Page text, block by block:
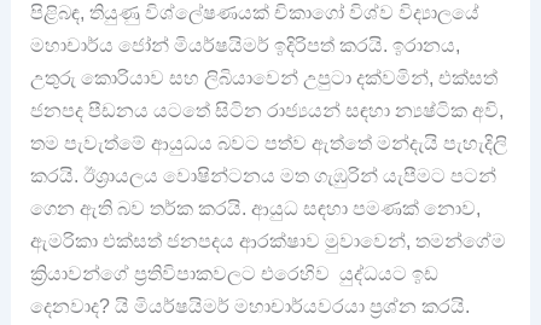
පිළිබඳ, තියුණු විශ්ලේෂණයක් චිකාගෝ විශ්ව විද්‍යාලයේ
මහාචාර්ය ජෝන් මියර්ෂයිමර් ඉදිරිපත් කරයි. ඉරානය,
උතුරු කොරියාව සහ ලිබියාවෙන් උපුටා දක්වමින්, එක්සත්
ජනපද පීඩනය යටතේ සිටින රාජ්‍යයන් සඳහා න්‍යෂ්ටික අවි,
තම පැවැත්මේ ආයුධය බවට පත්ව ඇත්තේ මන්දැයි පැහැදිලි
කරයි. ඊශ්‍රායලය වොෂින්ටනය මත ගැඹුරින් යැපීමට පටන්
ගෙන ඇති බව තර්ක කරයි. ආයුධ සඳහා පමණක් නොව,
ඇමරිකා එක්සත් ජනපදය ආරක්ෂාව මුවාවෙන්, තමන්ගේම
ක්‍රියාවන්ගේ ප්‍රතිවිපාකවලට එරෙහිව යුද්ධයට ඉඩ
දෙනවාද? යි මියර්ෂයිමර් මහාචාර්යවරයා ප්‍රශ්න කරයි.